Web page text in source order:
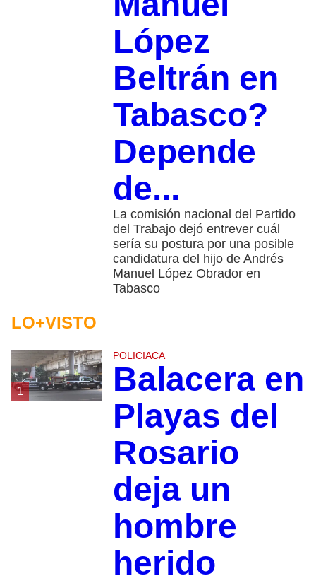
López
Beltrán en
Tabasco?
Depende
de...
La comisión nacional del Partido
del Trabajo dejó entrever cuál
sería su postura por una posible
candidatura del hijo de Andrés
Manuel López Obrador en
Tabasco
LO+VISTO
1
POLICIACA
Balacera en
Playas del
Rosario
deja un
hombre
herido